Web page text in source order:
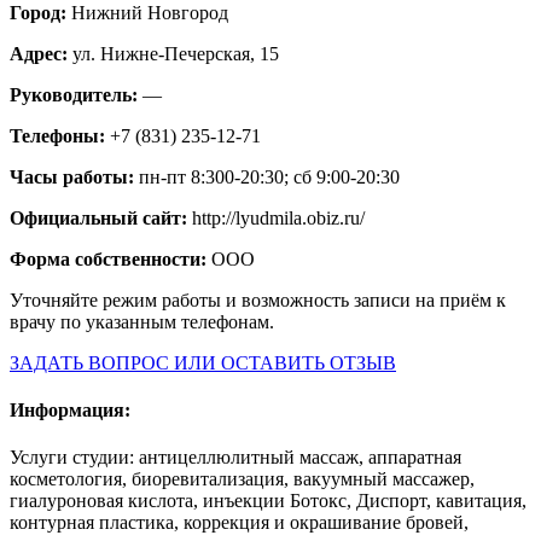
Город: Нижний Новгород
Адрес: ул. Нижне-Печерская, 15
Руководитель: —
Телефоны: +7 (831) 235-12-71
Часы работы: пн-пт 8:300-20:30; сб 9:00-20:30
Официальный сайт: http://lyudmila.obiz.ru/
Форма собственности: ООО
Уточняйте режим работы и возможность записи на приём к
врачу по указанным телефонам.
ЗАДАТЬ ВОПРОС ИЛИ ОСТАВИТЬ ОТЗЫВ
Информация:
Услуги студии: антицеллюлитный массаж, аппаратная
косметология, биоревитализация, вакуумный массажер,
гиалуроновая кислота, инъекции Ботокс, Диспорт, кавитация,
контурная пластика, коррекция и окрашивание бровей,